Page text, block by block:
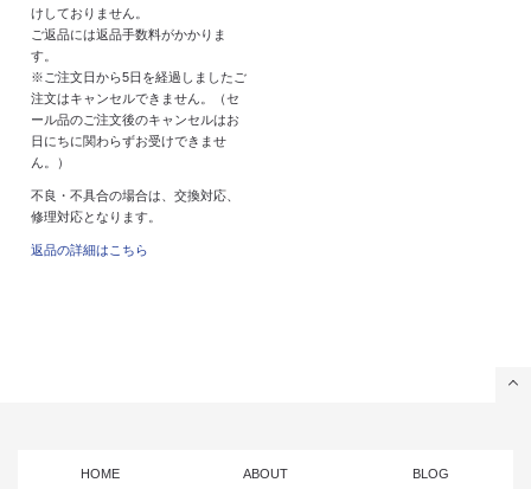
けしておりません。
ご返品には返品手数料がかかりま
す。
※ご注文日から5日を経過しましたご
注文はキャンセルできません。（セ
ール品のご注文後のキャンセルはお
日にちに関わらずお受けできませ
ん。）
不良・不具合の場合は、交換対応、
修理対応となります。
返品の詳細はこちら
HOME ABOUT BLOG